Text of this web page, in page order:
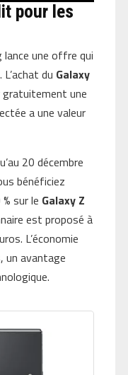
pour les
lance une offre qui
du Galaxy
une
a une valeur
20 décembre
bénéficiez
sur le Galaxy Z
est proposé à
L’économie
un avantage